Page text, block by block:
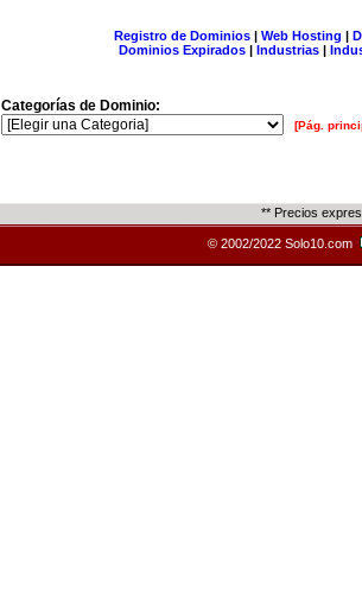
Registro de Dominios| Web Hosting |
Dominios Expirados | Industrias |
Categorías de Dominio:
[Pág.
** Precios
© 2002/2022 Solo10.com